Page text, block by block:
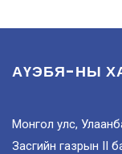
АҮЭБЯ-НЫ
Монгол улс,
Засгийн газрын II